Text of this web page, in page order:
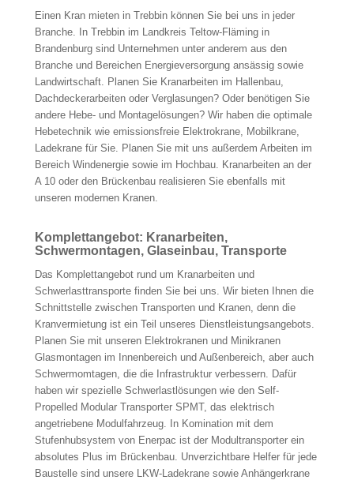
Einen Kran mieten in Trebbin können Sie bei uns in jeder
Branche. In Trebbin im Landkreis Teltow-Fläming in
Brandenburg sind Unternehmen unter anderem aus den
Branche und Bereichen Energieversorgung ansässig sowie
Landwirtschaft. Planen Sie Kranarbeiten im Hallenbau,
Dachdeckerarbeiten oder Verglasungen? Oder benötigen Sie
andere Hebe- und Montagelösungen? Wir haben die optimale
Hebetechnik wie emissionsfreie Elektrokrane, Mobilkrane,
Ladekrane für Sie. Planen Sie mit uns außerdem Arbeiten im
Bereich Windenergie sowie im Hochbau. Kranarbeiten an der
A 10 oder den Brückenbau realisieren Sie ebenfalls mit
unseren modernen Kranen.
Komplettangebot: Kranarbeiten,
Schwermontagen, Glaseinbau, Transporte
Das Komplettangebot rund um Kranarbeiten und
Schwerlasttransporte finden Sie bei uns. Wir bieten Ihnen die
Schnittstelle zwischen Transporten und Kranen, denn die
Kranvermietung ist ein Teil unseres Dienstleistungsangebots.
Planen Sie mit unseren Elektrokranen und Minikranen
Glasmontagen im Innenbereich und Außenbereich, aber auch
Schwermomtagen, die die Infrastruktur verbessern. Dafür
haben wir spezielle Schwerlastlösungen wie den Self-
Propelled Modular Transporter SPMT, das elektrisch
angetriebene Modulfahrzeug. In Komination mit dem
Stufenhubsystem von Enerpac ist der Modultransporter ein
absolutes Plus im Brückenbau. Unverzichtbare Helfer für jede
Baustelle sind unsere LKW-Ladekrane sowie Anhängerkrane